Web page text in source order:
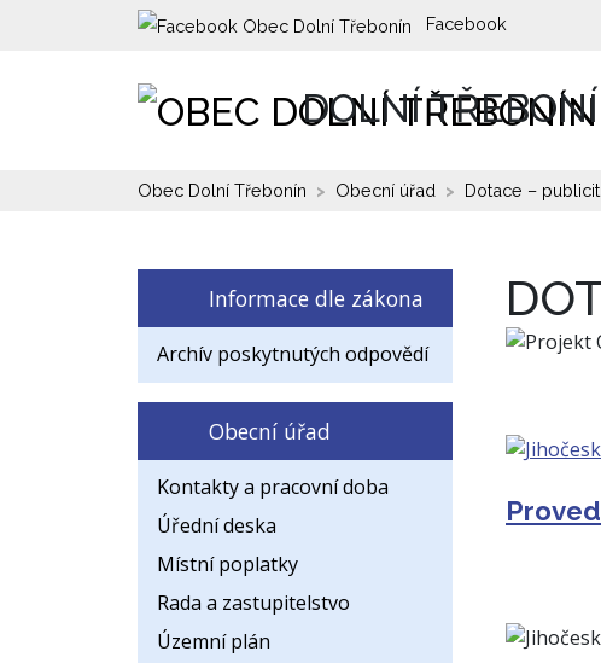
Facebook
DOLNÍ
Obec Dolní Třebonín Obecní úřad Dotace –
Informace dle zákona
Archív poskytnutých odpovědí
Obecní úřad
Kontakty a pracovní doba
Úřední deska
Místní poplatky
Rada a zastupitelstvo
Územní plán